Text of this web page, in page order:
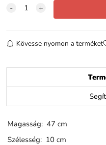
Kövesse nyomon a terméket
Magasság: 47 cm
Szélesség: 10 cm